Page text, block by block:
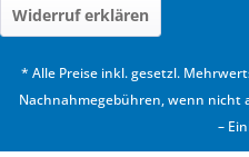
Widerruf erklären
* Alle Preise inkl. gesetzl.
Nachnahmegebühren, wenn nicht
–